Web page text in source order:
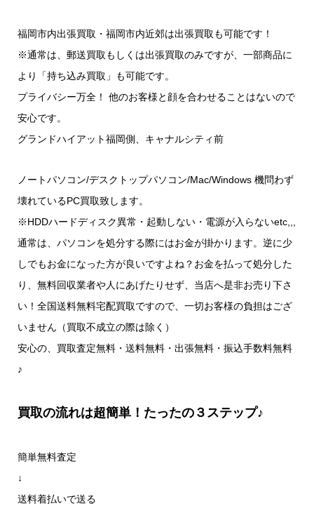
福岡市内出張買取・福岡市内近郊は出張買取も可能です！
※通常は、郵送買取もしくは出張買取のみですが、一部商品に
より「持ち込み買取」も可能です。
プライバシー万全！ 他のお客様と顔を合わせることはないので
安心です。
グランドハイアット福岡側、キャナルシティ前
ノートパソコン/デスクトップパソコン/Mac/Windows 機問わず
壊れているPC買取致します。
※HDDハードディスク異常・起動しない・電源が入らないetc,,,
通常は、パソコンを処分する際にはお金が掛かります。逆に少
しでもお金になった方が良いですよね？お金を払って処分した
り、無料回収業者や人にあげたりせず、当店へ是非お売り下さ
い！全国送料無料宅配買取ですので、一切お客様の負担はござ
いません（買取不成立の際は除く）
安心の、買取査定無料・送料無料・出張無料・振込手数料無料
♪
買取の流れは超簡単！たったの３ステップ♪
簡単無料査定
↓
送料着払いで送る